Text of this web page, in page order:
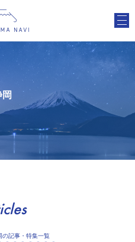
岡
の記事・特集一覧